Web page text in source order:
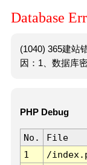
Database
(1040) 365建站
因：1、数据库
PHP Debug
No. File
1
/